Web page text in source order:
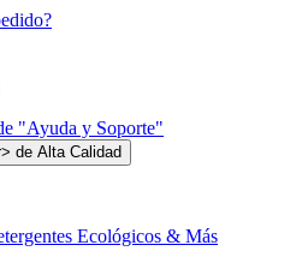
"Ayuda y Soporte"
Ecológicos & Más